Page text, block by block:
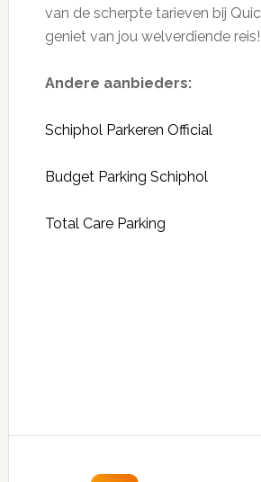
van de scherpte tarieven bij
geniet van jou welverdiende reis!
Andere aanbieders:
Schiphol Parkeren Official
Budget Parking Schiphol
Total Care Parking